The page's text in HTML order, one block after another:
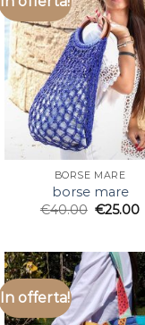
BORSE MARE
borse mare
€40.00 €25.00
In offerta!